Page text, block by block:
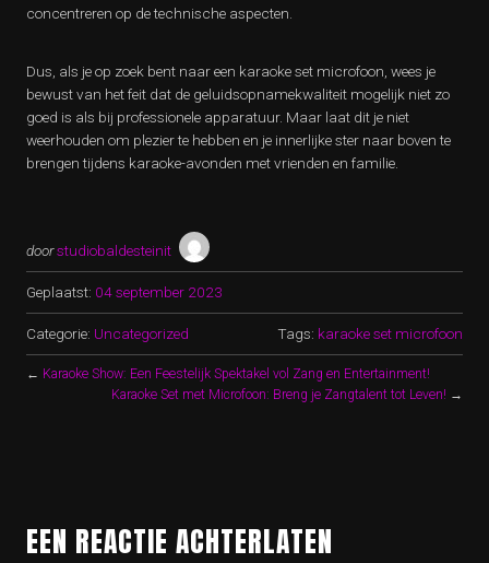
concentreren op de technische aspecten.
Dus, als je op zoek bent naar een karaoke set microfoon, wees je
bewust van het feit dat de geluidsopnamekwaliteit mogelijk niet zo
goed is als bij professionele apparatuur. Maar laat dit je niet
weerhouden om plezier te hebben en je innerlijke ster naar boven te
brengen tijdens karaoke-avonden met vrienden en familie.
doorstudiobaldesteinit
Geplaatst: 04 september 2023
Categorie: Uncategorized Tags: karaoke set microfoon
← Karaoke Show: Een Feestelijk Spektakel vol Zang en Entertainment!
Karaoke Set met Microfoon: Breng je Zangtalent tot Leven! →
EEN REACTIE ACHTERLATEN